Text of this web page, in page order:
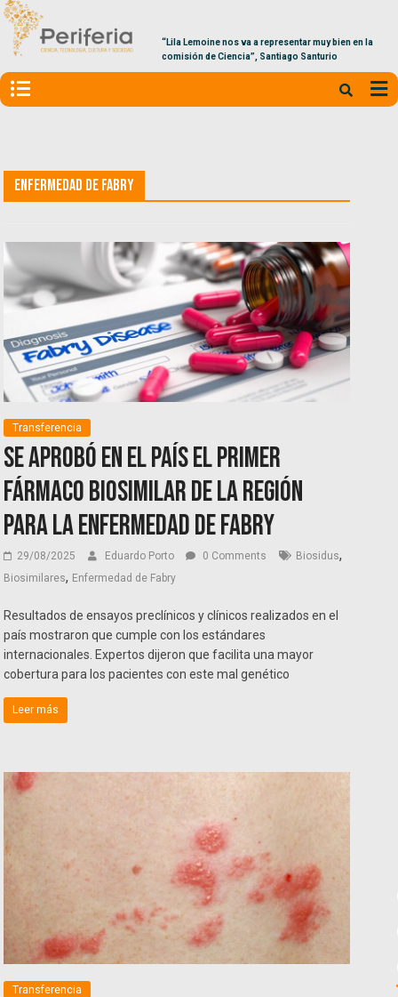
“Lila Lemoine nos va a representar muy bien en la
comisión de Ciencia”, Santiago Santurio
Enfermedad de Fabry
Transferencia
Se aprobó en el país el primer
fármaco biosimilar de la región
para la enfermedad de Fabry
29/08/2025 Eduardo Porto 0 Comments Biosidus,
Biosimilares, Enfermedad de Fabry
Resultados de ensayos preclínicos y clínicos realizados en el
país mostraron que cumple con los estándares
internacionales. Expertos dijeron que facilita una mayor
cobertura para los pacientes con este mal genético
Leer más
Transferencia